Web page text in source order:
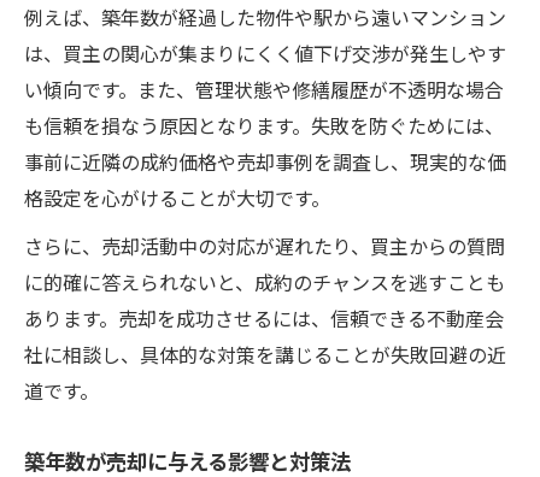
売却活動で後悔しないための進め方紹介
中古マンション売却を後悔しない事前準備
売却活動中の内覧対応と印象アップ術
売却価格交渉で納得するための進め方
不動産会社選びで失敗しないポイント
売却活動のスケジュール管理のコツ
例えば、築年数が経過した物件や駅から遠いマンション
は、買主の関心が集まりにくく値下げ交渉が発生しやす
い傾向です。また、管理状態や修繕履歴が不透明な場合
も信頼を損なう原因となります。失敗を防ぐためには、
事前に近隣の成約価格や売却事例を調査し、現実的な価
格設定を心がけることが大切です。
さらに、売却活動中の対応が遅れたり、買主からの質問
に的確に答えられないと、成約のチャンスを逃すことも
あります。売却を成功させるには、信頼できる不動産会
社に相談し、具体的な対策を講じることが失敗回避の近
道です。
築年数が売却に与える影響と対策法